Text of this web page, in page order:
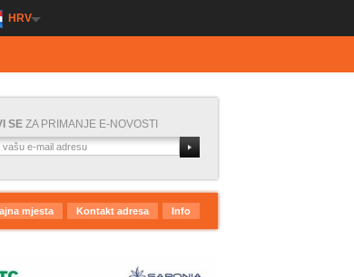
HRV
SEZA PRIMANJE E-NOVOSTI
Info
Kontakt adresa
mjesta